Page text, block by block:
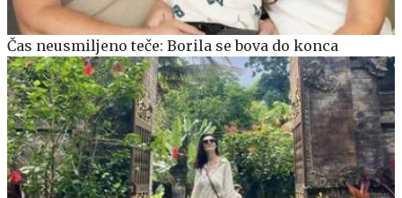
Čas neusmiljeno teče: Borila se bova do konca